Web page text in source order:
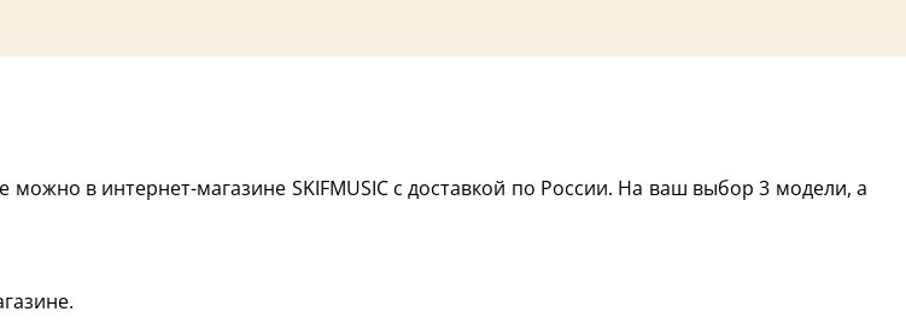
можно в интернет-магазине SKIFMUSIC с доставкой по России. На ваш выбор 3 модели, а